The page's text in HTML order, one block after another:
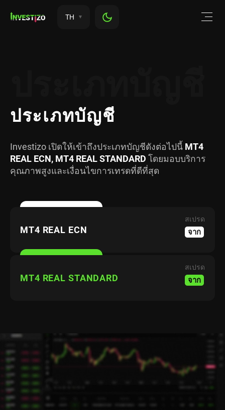
TH
ประเภทบัญชี
Investizo เปิดให้เข้าถึงประเภทบัญชีดังต่อไปนี้ MT4
REAL ECN, MT4 REAL STANDARD โดยมอบบริการ
คุณภาพสูงและเงื่อนไขการเทรดที่ดีที่สุด
MT4 REAL ECN
สเปรด
จาก
MT4 REAL STANDARD
สเปรด
จาก